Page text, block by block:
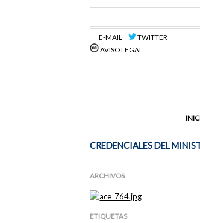
E-MAIL
TWITTER
AVISO LEGAL
CREDENCIALES DEL
ARCHIVOS
ETIQUETAS